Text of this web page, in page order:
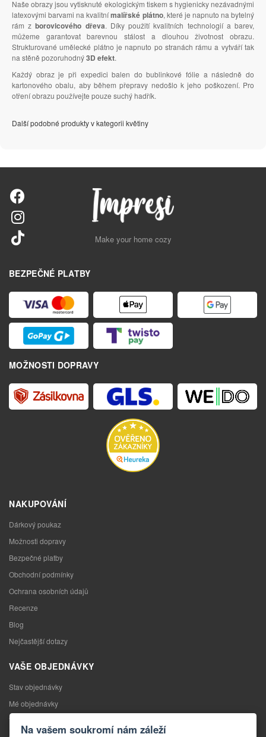
Naše obrazy jsou vytisknuté ekologickým tiskem s hygienicky nezávadnými
latexovými barvami na kvalitnímalířské plátno, které je napnuto na bytelný
rám zborovicového dřeva. Díky použití kvalitních technologií a barev,
můžeme garantovat barevnou stálost a dlouhou životnost obrazu.
Strukturované umělecké plátno je napnuto po stranách rámu a vytváří tak
na stěně pozoruhodný3D efekt.
Každý obraz je při expedici balen do bublinkové fólie a následně do
kartonového obalu, aby během přepravy nedošlo k jeho poškození. Pro
otření obrazu používejte pouze suchý hadřík.
Další podobné produkty v kategorii květiny
Make your home cozy
BEZPEČNÉ PLATBY
MOŽNOSTI DOPRAVY
NAKUPOVÁNÍ
Dárkový poukaz
Možnosti dopravy
Bezpečné platby
Obchodní podmínky
Ochrana osobních údajů
Recenze
Blog
Nejčastější dotazy
VAŠE OBJEDNÁVKY
Stav objednávky
Mé objednávky
Výměna zboží
Na vašem soukromí nám záleží